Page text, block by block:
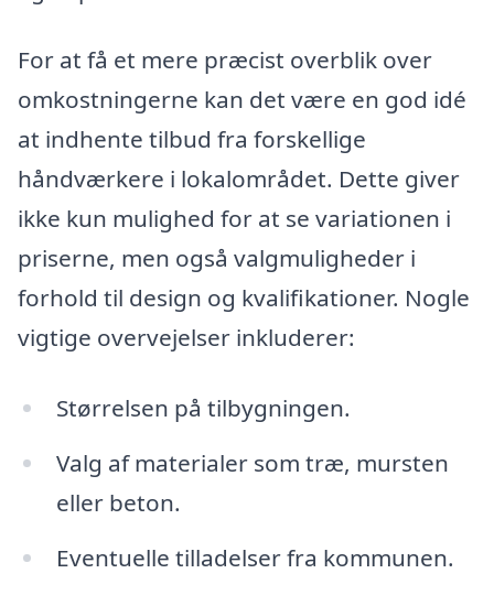
For at få et mere præcist overblik over
omkostningerne kan det være en god idé
at indhente tilbud fra forskellige
håndværkere i lokalområdet. Dette giver
ikke kun mulighed for at se variationen i
priserne, men også valgmuligheder i
forhold til design og kvalifikationer. Nogle
vigtige overvejelser inkluderer:
Størrelsen på tilbygningen.
Valg af materialer som træ, mursten
eller beton.
Eventuelle tilladelser fra kommunen.